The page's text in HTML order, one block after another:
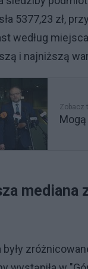
5377,23 zł,
według
i najniższą
Zobacz
mediana
były